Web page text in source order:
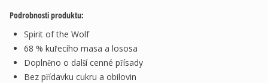
Podrobnosti produktu:
Spirit of the Wolf
68 % kuřecího masa a lososa
Doplněno o další cenné přísady
Bez přídavku cukru a obilovin